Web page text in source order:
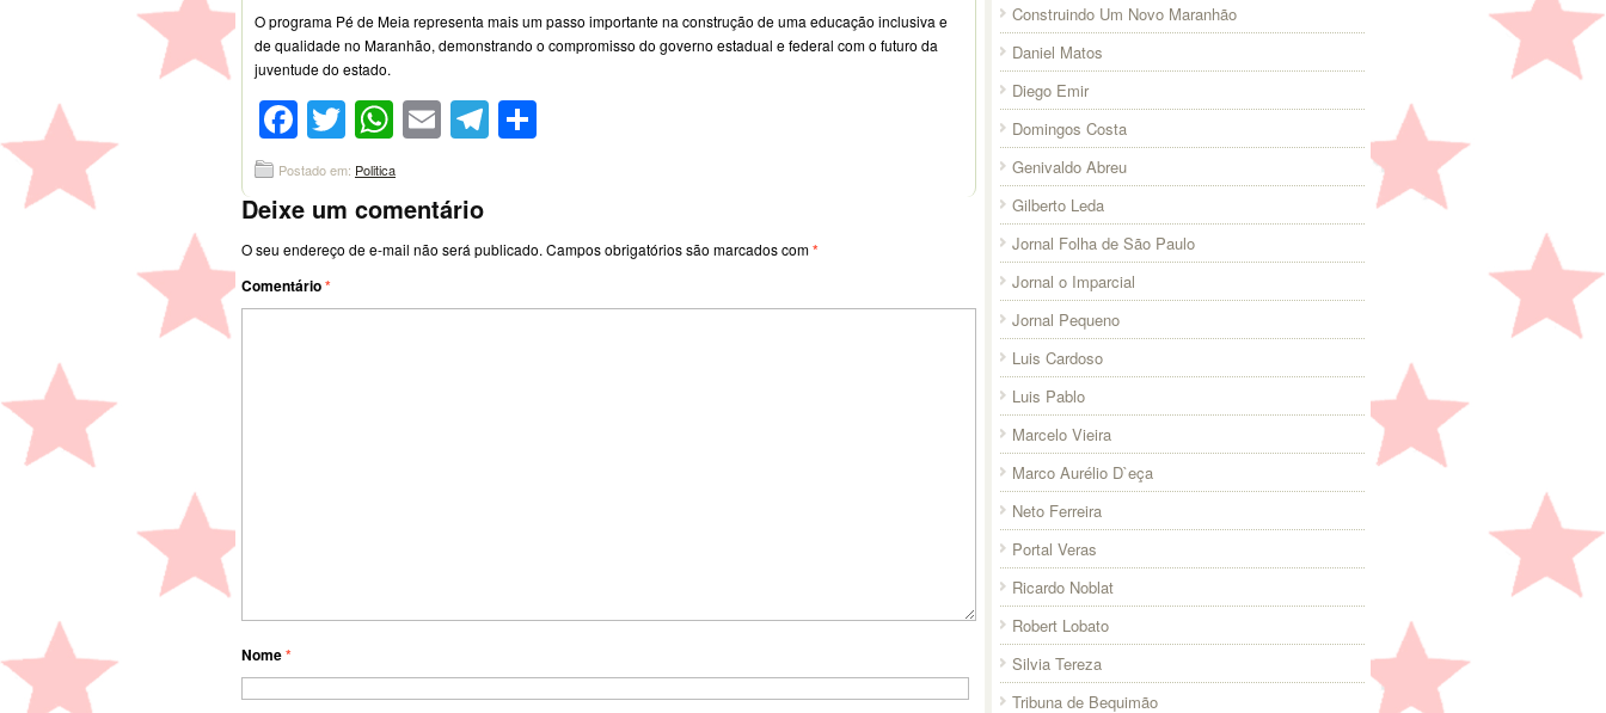
O programa Pé de Meia representa mais um passo importante na construção de uma educação inclusiva e
de qualidade no Maranhão, demonstrando o compromisso do governo estadual e federal com o futuro da
juventude do estado.
Facebook
Twitter
WhatsApp
EmailTelegram
Postado em: Politica
Deixe um comentário
O seu endereço de e-mail não será publicado. Campos obrigatórios são marcados com*
Comentário*
Nome*
Construindo Um Novo Maranhão
Daniel Matos
Diego Emir
Domingos Costa
Genivaldo Abreu
Gilberto Leda
Jornal Folha de São Paulo
Jornal o Imparcial
Jornal Pequeno
Luis Cardoso
Luis Pablo
Marcelo Vieira
Marco Aurélio D`eça
Neto Ferreira
Portal Veras
Ricardo Noblat
Robert Lobato
Silvia Tereza
Tribuna de Bequimão